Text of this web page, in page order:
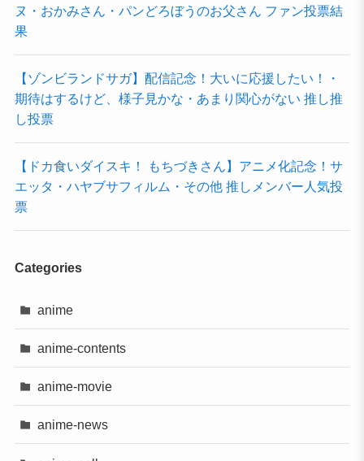
ヌ・おかみさん・パンどろぼうのお父さん ファン投票結
果
【ゾンビランドサガ】配信記念！大いに応援したい！・
期待はするけど、様子見かな・あまり関心がない 推し推
し投票
【ドカ食いダイスキ！ もちづきさん】アニメ化記念！サ
エッタ・ハヤブサフィルム・その他 推しメンバー人気投
票
Categories
anime
anime-contents
anime-movie
anime-news